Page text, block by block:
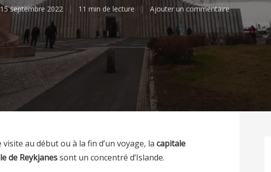
15 septembre 2022 11 min de lecture Ajouter un commentaire
visite au début ou à la fin d’un voyage, la capitale
de Reykjanessont un concentré d’Islande.